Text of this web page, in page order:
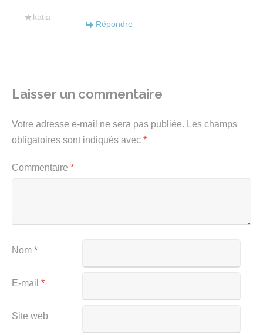
katia
Répondre
Laisser un commentaire
Votre adresse e-mail ne sera pas publiée. Les champs
obligatoires sont indiqués avec *
Commentaire *
Nom *
E-mail *
Site web